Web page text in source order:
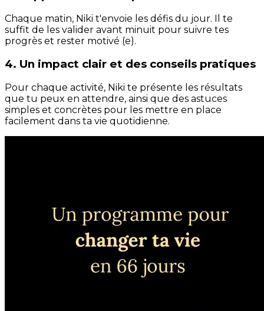
Chaque matin, Niki t'envoie les défis du jour. Il te
suffit de les valider avant minuit pour suivre tes
progrès et rester motivé (e).
4. Un impact clair et des conseils pratiques
Pour chaque activité, Niki te présente les résultats
que tu peux en attendre, ainsi que des astuces
simples et concrètes pour les mettre en place
facilement dans ta vie quotidienne.